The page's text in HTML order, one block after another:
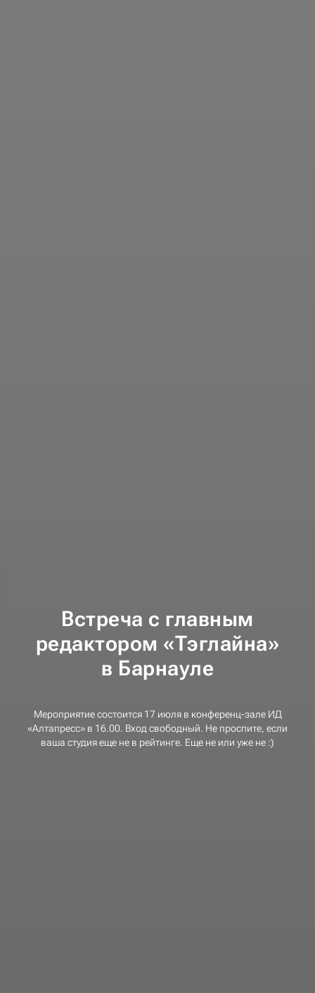
Встреча с главным
редактором «Тэглайна»
в Барнауле
Мероприятие состоится 17 июля в конференц-зале ИД
«Алтапресс» в 16.00. Вход свободный. Не проспите, если
ваша студия еще не в рейтинге. Еще не или уже не :)